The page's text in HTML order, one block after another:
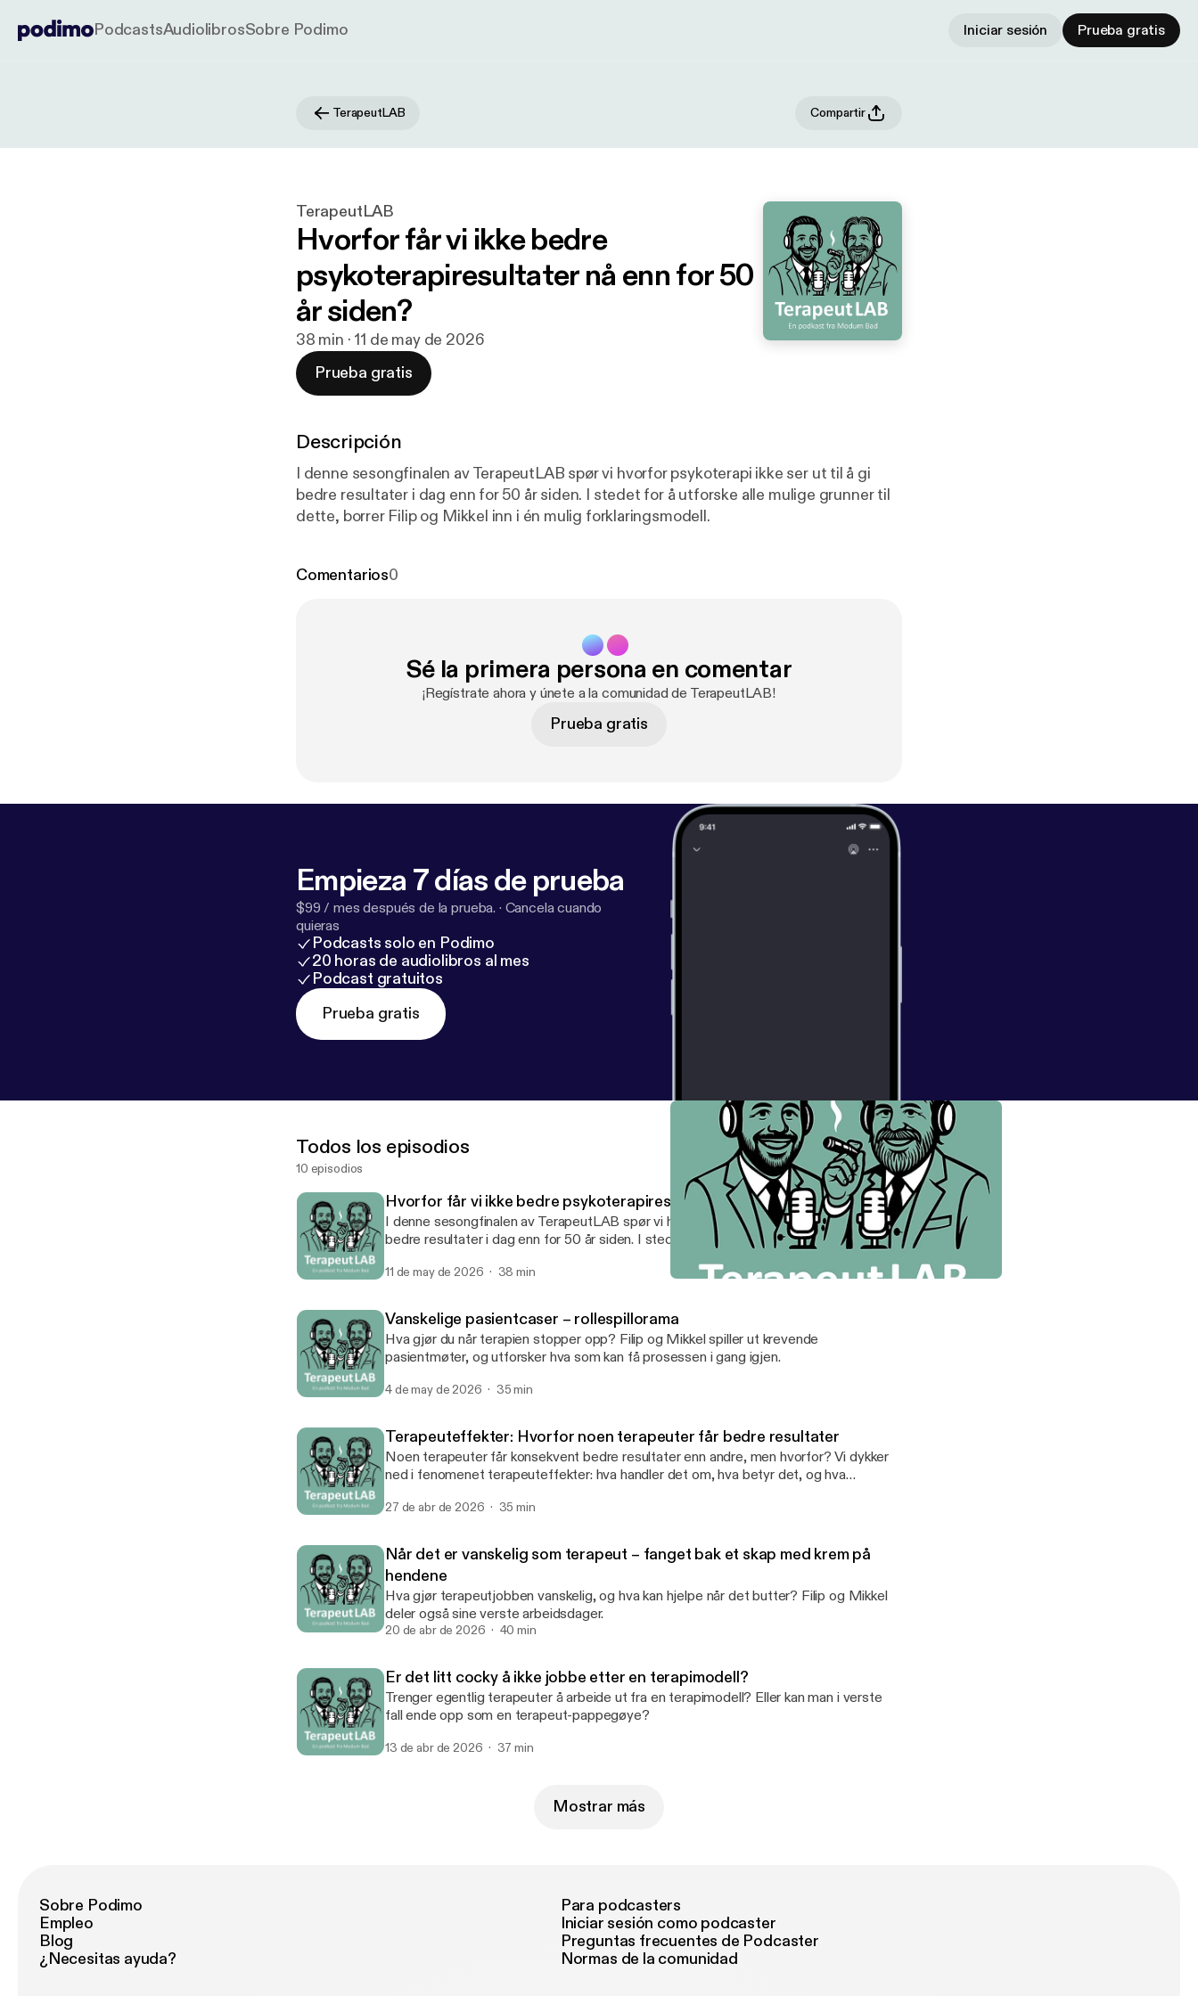
PodcastsAudiolibrosSobre Podimo Iniciar sesión Prueba gratis
TerapeutLAB Compartir
TerapeutLAB
Hvorfor får vi ikke bedre
psykoterapiresultater nå enn for 50
år siden?
38 min · 11 de may de 2026
Prueba gratis
Descripción
I denne sesongfinalen av TerapeutLAB spør vi hvorfor psykoterapi ikke ser ut til å gi
bedre resultater i dag enn for 50 år siden. I stedet for å utforske alle mulige grunner til
dette, borrer Filip og Mikkel inn i én mulig forklaringsmodell.
Comentarios0
Sé la primera persona en comentar
¡Regístrate ahora y únete a la comunidad de TerapeutLAB!
Prueba gratis
Empieza 7 días de prueba
$99 / mes después de la prueba. · Cancela cuando
quieras
Podcasts solo en Podimo
20 horas de audiolibros al mes
Podcast gratuitos
Prueba gratis
Todos los episodios
10 episodios
Hvorfor får vi ikke bedre psykoterapiresultater nå enn for 50 år siden?
I denne sesongfinalen av TerapeutLAB spør vi hvorfor psykoterapi ikke ser ut til å gi
bedre resultater i dag enn for 50 år siden. I stedet for å utforske alle mulige grunner til
11 de may de 2026 38 min
Vanskelige pasientcaser – rollespillorama
Hva gjør du når terapien stopper opp? Filip og Mikkel spiller ut krevende
pasientmøter, og utforsker hva som kan få prosessen i gang igjen.
4 de may de 2026 35 min
Terapeuteffekter: Hvorfor noen terapeuter får bedre resultater
Noen terapeuter får konsekvent bedre resultater enn andre, men hvorfor? Vi dykker
ned i fenomenet terapeuteffekter: hva handler det om, hva betyr det, og hva
27 de abr de 2026 35 min
Når det er vanskelig som terapeut – fanget bak et skap med krem på
hendene
Hva gjør terapeutjobben vanskelig, og hva kan hjelpe når det butter? Filip og Mikkel
deler også sine verste arbeidsdager.
20 de abr de 2026 40 min
Er det litt cocky å ikke jobbe etter en terapimodell?
Trenger egentlig terapeuter å arbeide ut fra en terapimodell? Eller kan man i verste
fall ende opp som en terapeut-pappegøye?
13 de abr de 2026 37 min
Mostrar más
Sobre Podimo
Empleo
Blog
¿Necesitas ayuda?
Para podcasters
Iniciar sesión como podcaster
Preguntas frecuentes de Podcaster
Normas de la comunidad